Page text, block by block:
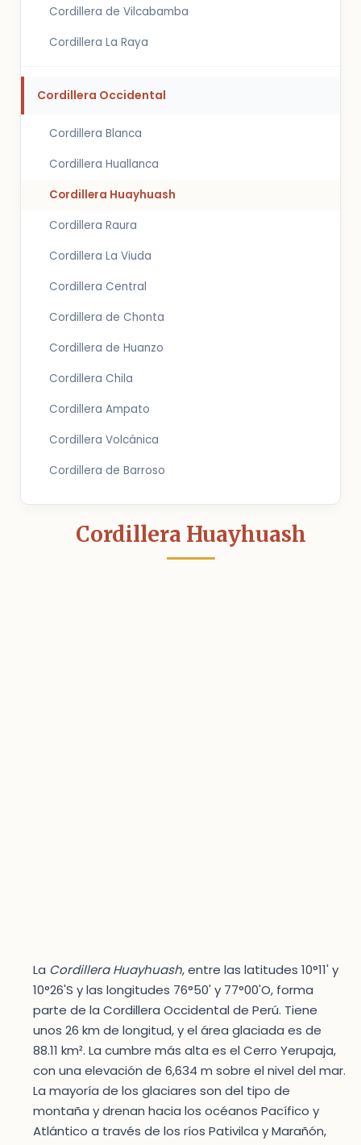
Cordillera de Vilcabamba
Cordillera La Raya
Cordillera Occidental
Cordillera Blanca
Cordillera Huallanca
Cordillera Huayhuash
Cordillera Raura
Cordillera La Viuda
Cordillera Central
Cordillera de Chonta
Cordillera de Huanzo
Cordillera Chila
Cordillera Ampato
Cordillera Volcánica
Cordillera de Barroso
Cordillera Huayhuash
La Cordillera Huayhuash, entre las latitudes 10°11' y
10°26'S y las longitudes 76°50' y 77°00'O, forma
parte de la Cordillera Occidental de Perú. Tiene
unos 26 km de longitud, y el área glaciada es de
88.11 km². La cumbre más alta es el Cerro Yerupaja,
con una elevación de 6,634 m sobre el nivel del mar.
La mayoría de los glaciares son del tipo de
montaña y drenan hacia los océanos Pacífico y
Atlántico a través de los ríos Pativilca y Marañón,